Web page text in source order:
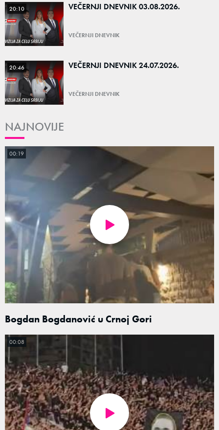
20:10 VEČERNJI DNEVNIK 03.08.2026.
VEČERNJI DNEVNIK
20:46 VEČERNJI DNEVNIK 24.07.2026.
VEČERNJI DNEVNIK
NAJNOVIJE
Bogdan Bogdanović u Crnoj Gori
00:19
00:08